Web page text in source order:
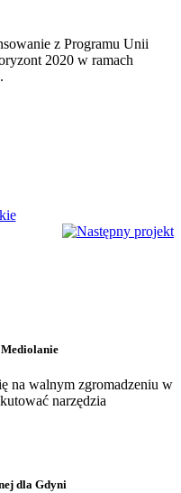
z Programu Unii
2020 w ramach
na walnym zgromadzeniu w
narzędzia
dla Gdyni